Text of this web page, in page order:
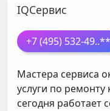
IQСервис
+7 (495) 532-49..**
Мастера сервиса
услуги по
сегодня работает